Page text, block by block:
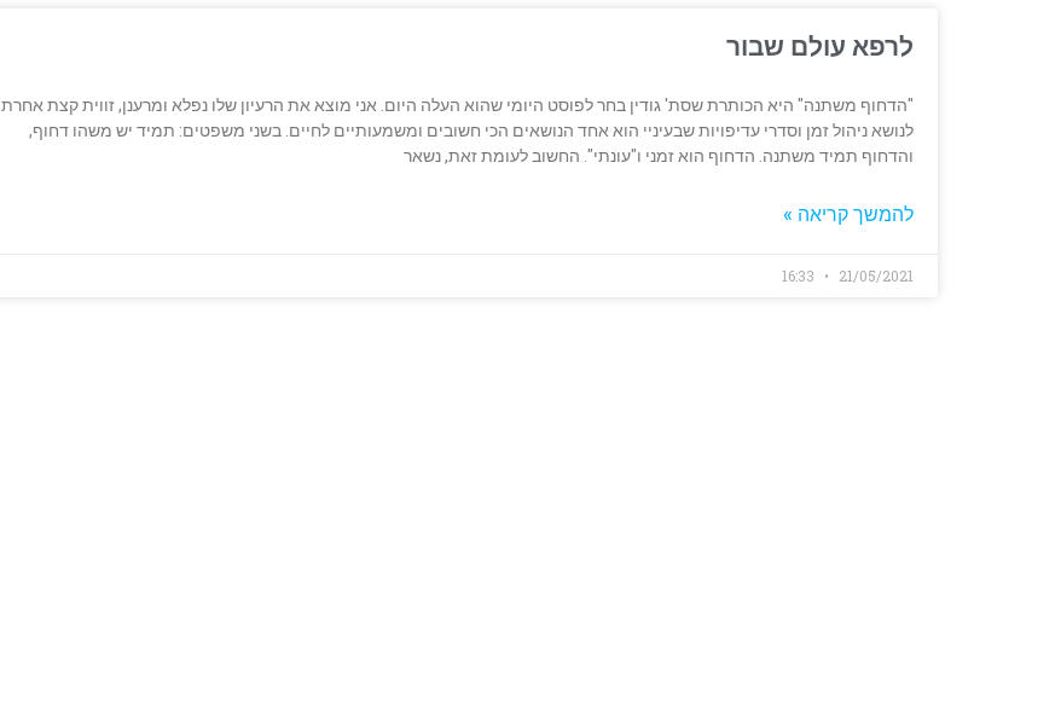
לרפא עולם שבור
"הדחוף משתנה" היא הכותרת שסת' גודין בחר לפוסט היומי שהוא העלה היום. אני מוצא את הרעיון שלו נפלא ומרענן, זווית קצת אחרת
לנושא ניהול זמן וסדרי עדיפויות שבעיניי הוא אחד הנושאים הכי חשובים ומשמעותיים לחיים. בשני משפטים: תמיד יש משהו דחוף,
והדחוף תמיד משתנה. הדחוף הוא זמני ו"עונתי". החשוב לעומת זאת, נשאר
להמשך קריאה »
21/05/2021